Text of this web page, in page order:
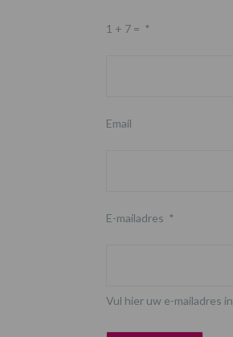
1 + 7 = *
Email
E-mailadres *
Vul hier uw e-mailadres in